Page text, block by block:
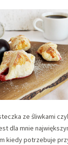
ze śliwkami
dla mnie
kiedy potrzebuje